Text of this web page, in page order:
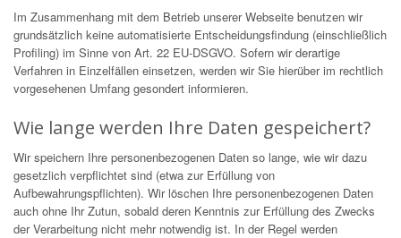
Im Zusammenhang mit dem Betrieb unserer Webseite benutzen wir
grundsätzlich keine automatisierte Entscheidungsfindung (einschließlich
Profiling) im Sinne von Art. 22 EU-DSGVO. Sofern wir derartige
Verfahren in Einzelfällen einsetzen, werden wir Sie hierüber im rechtlich
vorgesehenen Umfang gesondert informieren.
Wie lange werden Ihre Daten gespeichert?
Wir speichern Ihre personenbezogenen Daten so lange, wie wir dazu
gesetzlich verpflichtet sind (etwa zur Erfüllung von
Aufbewahrungspflichten). Wir löschen Ihre personenbezogenen Daten
auch ohne Ihr Zutun, sobald deren Kenntnis zur Erfüllung des Zwecks
der Verarbeitung nicht mehr notwendig ist. In der Regel werden